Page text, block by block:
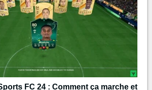
FC 24 : Comment ça marche et